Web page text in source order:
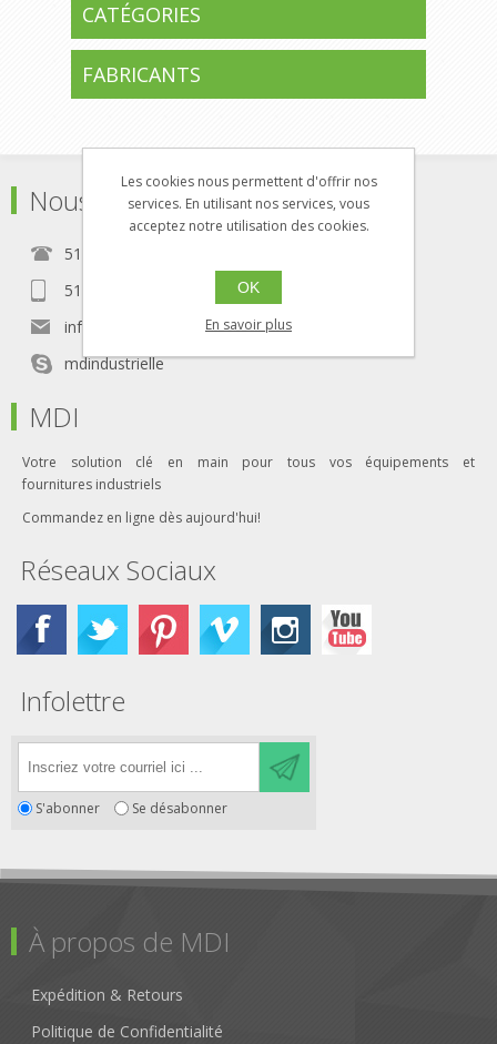
CATÉGORIES
FABRICANTS
Nous Contacter
514-788-5771
514-788-5772
info@m-di.ca
mdindustrielle
MDI
Votre solution clé en main pour tous vos équipements et
fournitures industriels
Commandez en ligne dès aujourd'hui!
Réseaux Sociaux
Infolettre
S'abonner Se désabonner
À propos de MDI
Expédition & Retours
Politique de Confidentialité
Les cookies nous permettent d'offrir nos
services. En utilisant nos services, vous
acceptez notre utilisation des cookies.
OK
En savoir plus